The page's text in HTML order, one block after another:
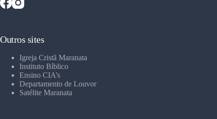
Outros sites
Igreja Cristã Maranata
Instituto Bíblico
Ensino CIA’s
Departamento de Louvor
Satélite Maranata